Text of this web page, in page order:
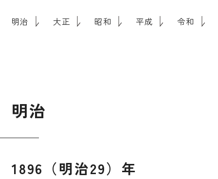
受験生の皆さま
在学生の皆さま
卒業生の皆さま
明治 大正 昭和 平成 令和
明治
1896（明治29）年